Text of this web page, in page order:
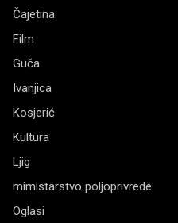
Čajetina
Film
Guča
Ivanjica
Kosjerić
Kultura
Ljig
mimistarstvo poljoprivrede
Oglasi